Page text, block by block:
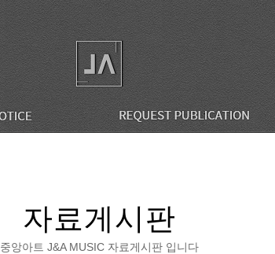
자료게시판
중앙아트 J&A MUSIC 자료게시판 입니다